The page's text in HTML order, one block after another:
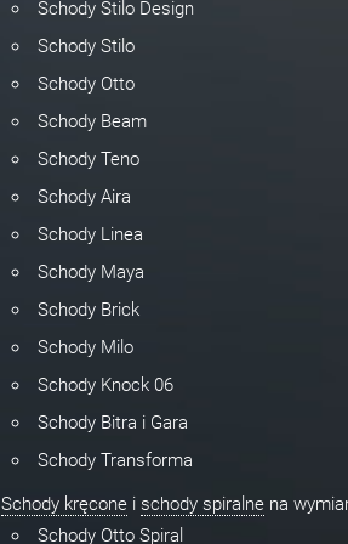
Schody Stilo Design
Schody Stilo
Schody Otto
Schody Beam
Schody Teno
Schody Aira
Schody Linea
Schody Maya
Schody Brick
Schody Milo
Schody Knock 06
Schody Bitra i Gara
Schody Transforma
Schody kręcone i schody spiralne na
Schody Otto Spiral